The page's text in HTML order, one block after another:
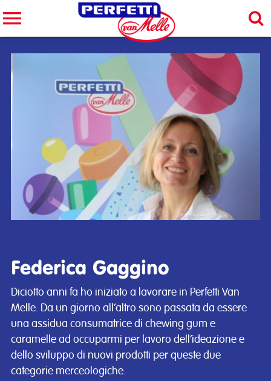
CERCA
Federica Gaggino
Diciotto anni fa ho iniziato a lavorare in Perfetti Van
Melle. Da un giorno all’altro sono passata da essere
una assidua consumatrice di chewing gum e
caramelle ad occuparmi per lavoro dell’ideazione e
dello sviluppo di nuovi prodotti per queste due
categorie merceologiche.